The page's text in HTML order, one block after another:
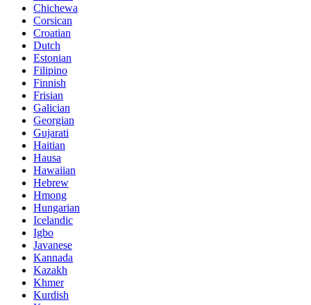
Chichewa
Corsican
Croatian
Dutch
Estonian
Filipino
Finnish
Frisian
Galician
Georgian
Gujarati
Haitian
Hausa
Hawaiian
Hebrew
Hmong
Hungarian
Icelandic
Igbo
Javanese
Kannada
Kazakh
Khmer
Kurdish